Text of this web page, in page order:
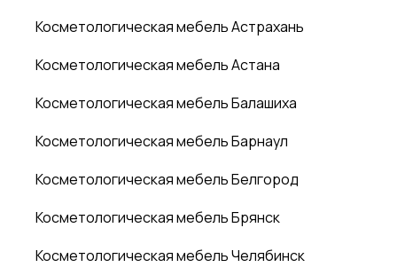
Косметологическая мебель Астрахань
Косметологическая мебель Астана
Косметологическая мебель Балашиха
Косметологическая мебель Барнаул
Косметологическая мебель Белгород
Косметологическая мебель Брянск
Косметологическая мебель Челябинск